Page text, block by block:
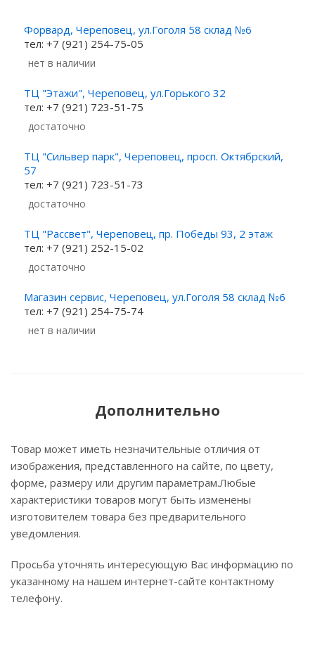
Форвард, Череповец, ул.Гоголя 58 склад №6
тел: +7 (921) 254-75-05
Нет в наличии
ТЦ "Этажи", Череповец, ул.Горького 32
тел: +7 (921) 723-51-75
Достаточно
ТЦ "Сильвер парк", Череповец, просп. Октябрский,
57
тел: +7 (921) 723-51-73
Достаточно
ТЦ "Рассвет", Череповец, пр. Победы 93, 2 этаж
тел: +7 (921) 252-15-02
Достаточно
Магазин сервис, Череповец, ул.Гоголя 58 склад №6
тел: +7 (921) 254-75-74
Нет в наличии
Дополнительно
Товар может иметь незначительные отличия от
изображения, представленного на сайте, по цвету,
форме, размеру или другим параметрам.Любые
характеристики товаров могут быть изменены
изготовителем товара без предварительного
уведомления.
Просьба уточнять интересующую Вас информацию по
указанному на нашем интернет-сайте контактному
телефону.